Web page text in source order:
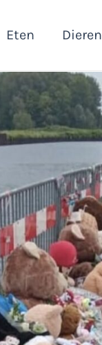
Eten Dieren